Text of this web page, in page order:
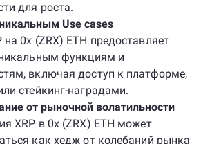
для роста.
Use cases
на 0x (ZRX) ETH предоставляет
функциям и
включая доступ к платформе,
стейкинг-наградами.
от рыночной волатильности
XRP в 0x (ZRX) ETH может
как хедж от колебаний рынка